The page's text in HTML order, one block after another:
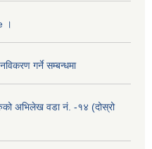
।
गर्ने सम्बन्धमा
अभिलेख वडा नं. -१४ (दोस्रो